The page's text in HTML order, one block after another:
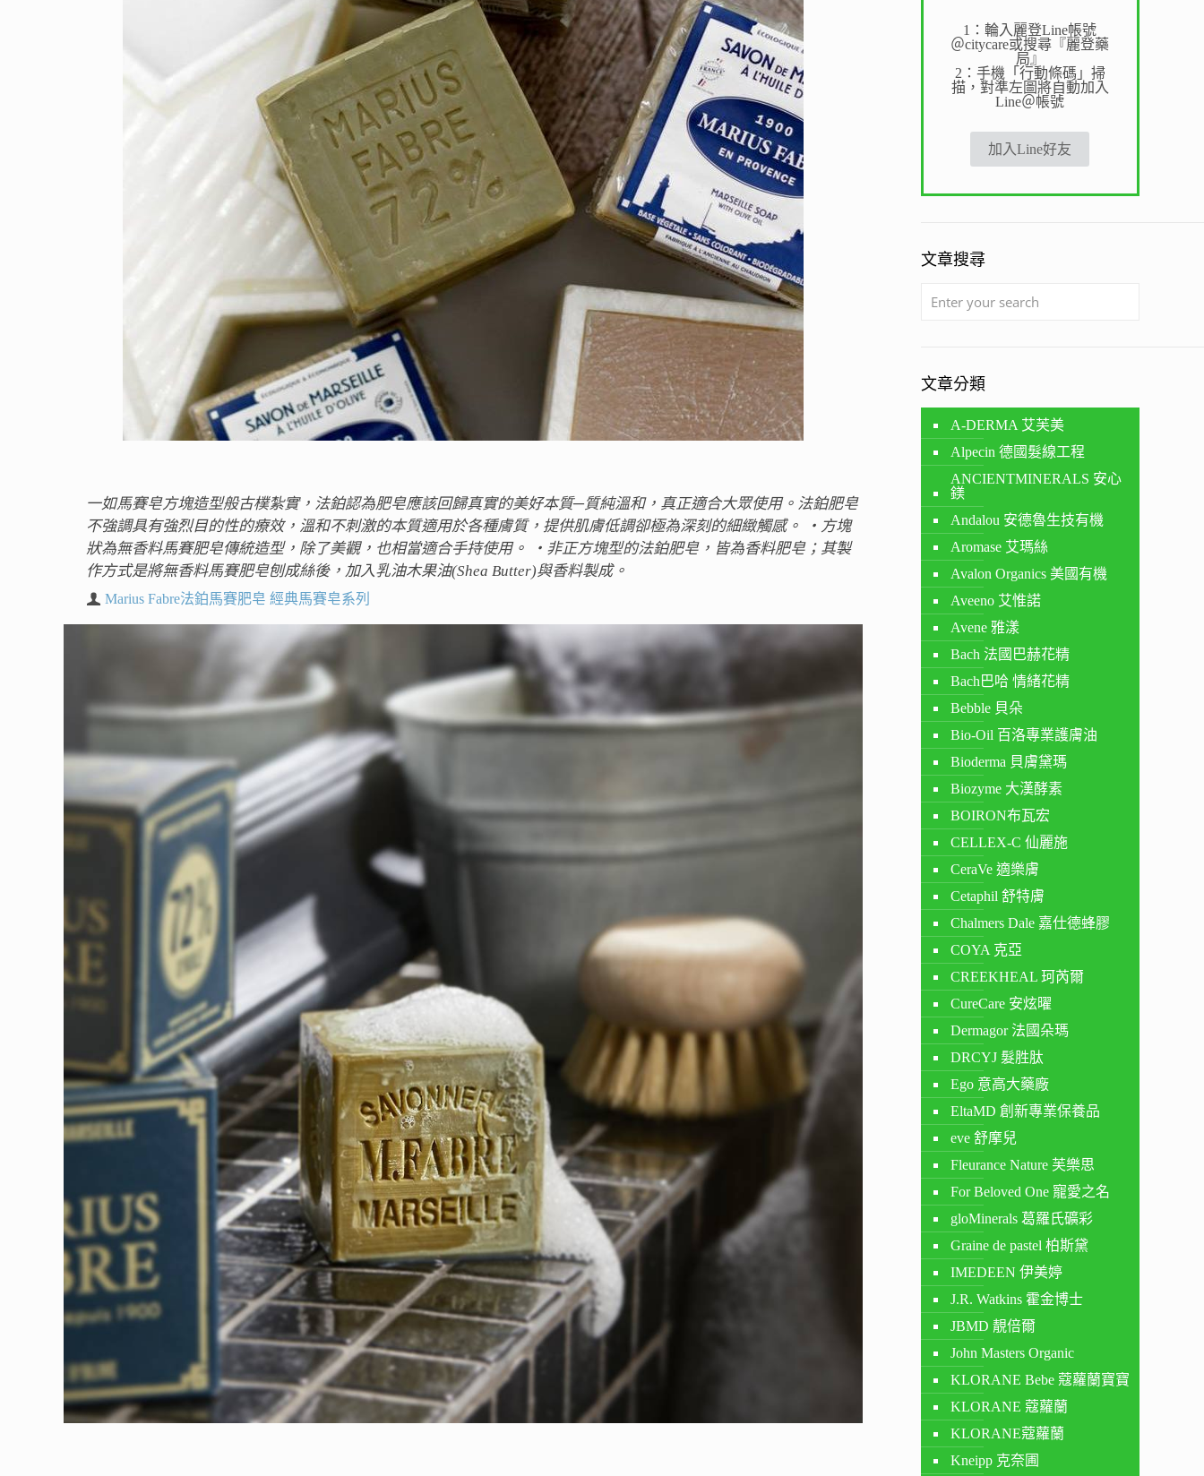
一如馬賽皂方塊造型般古樸紮實，法鉑認為肥皂應該回歸真實的美好本質─質純溫和，真正適合大眾使用。法鉑肥皂
不強調具有強烈目的性的療效，溫和不刺激的本質適用於各種膚質，提供肌膚低調卻極為深刻的細緻觸感。 ‧方塊
狀為無香料馬賽肥皂傳統造型，除了美觀，也相當適合手持使用。 ‧非正方塊型的法鉑肥皂，皆為香料肥皂；其製
作方式是將無香料馬賽肥皂刨成絲後，加入乳油木果油(Shea Butter)與香料製成。
Marius Fabre法鉑馬賽肥皂 經典馬賽皂系列
1：輪入麗登Line帳號
＠citycare或搜尋『麗登藥
局』
2：手機「行動條碼」掃
描，對準左圖將自動加入
Line＠帳號
加入Line好友
文章搜尋
文章分類
A-DERMA 艾芙美
Alpecin 德國髮線工程
ANCIENTMINERALS 安心
鎂
Andalou 安德魯生技有機
Aromase 艾瑪絲
Avalon Organics 美國有機
Aveeno 艾惟諾
Avene 雅漾
Bach 法國巴赫花精
Bach巴哈 情緒花精
Bebble 貝朵
Bio-Oil 百洛專業護膚油
Bioderma 貝膚黛瑪
Biozyme 大漢酵素
BOIRON布瓦宏
CELLEX-C 仙麗施
CeraVe 適樂膚
Cetaphil 舒特膚
Chalmers Dale 嘉仕德蜂膠
COYA 克亞
CREEKHEAL 珂芮爾
CureCare 安炫曜
Dermagor 法國朵瑪
DRCYJ 髮胜肽
Ego 意高大藥廠
EltaMD 創新專業保養品
eve 舒摩兒
Fleurance Nature 芙樂思
For Beloved One 寵愛之名
gloMinerals 葛羅氏礦彩
Graine de pastel 柏斯黛
IMEDEEN 伊美婷
J.R. Watkins 霍金博士
JBMD 靚倍爾
John Masters Organic
KLORANE Bebe 蔻蘿蘭寶寶
KLORANE 蔻蘿蘭
KLORANE蔻蘿蘭
Kneipp 克奈圃